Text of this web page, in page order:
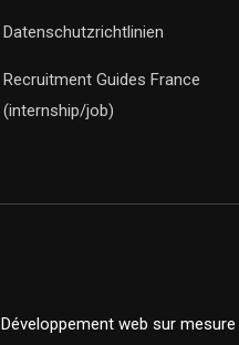
Datenschutzrichtlinien
Recruitment Guides France
(internship/job)
Développement web sur mesure